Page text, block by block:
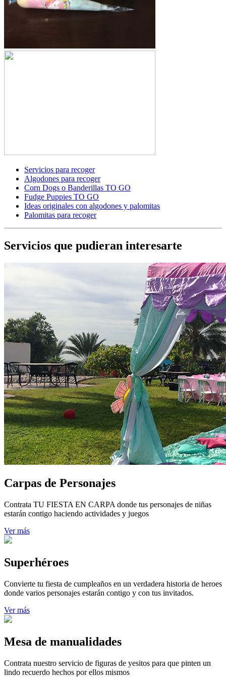
Servicios para recoger
Algodones para recoger
Corn Dogs o Banderillas TO GO
Fudge Puppies TO GO
Ideas originales con algodones y palomitas
Palomitas para recoger
Servicios que pudieran interesarte
Carpas de Personajes
Contrata TU FIESTA EN CARPA donde tus personajes de niñas
estarán contigo haciendo actividades y juegos
Ver más
Superhéroes
Convierte tu fiesta de cumpleaños en un verdadera historia de heroes
donde varios personajes estarán contigo y con tus invitados.
Ver más
Mesa de manualidades
Contrata nuestro servicio de figuras de yesitos para que pinten un
lindo recuerdo hechos por ellos mismos